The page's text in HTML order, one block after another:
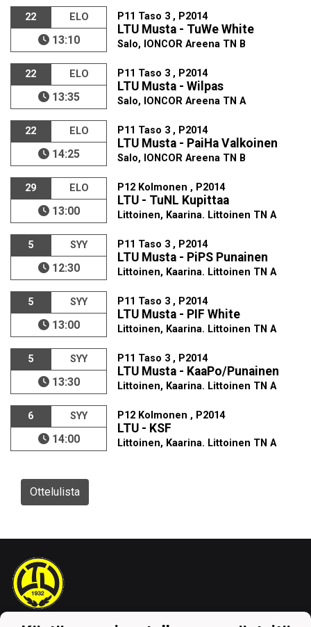
22 ELO
13:10
P11 Taso 3 , P2014
LTU Musta - TuWe White
Salo, IONCOR Areena TN B
22 ELO
13:35
P11 Taso 3 , P2014
LTU Musta - Wilpas
Salo, IONCOR Areena TN A
22 ELO
14:25
P11 Taso 3 , P2014
LTU Musta - PaiHa Valkoinen
Salo, IONCOR Areena TN B
29 ELO
13:00
P12 Kolmonen , P2014
LTU - TuNL Kupittaa
Littoinen, Kaarina. Littoinen TN A
5 SYY
12:30
P11 Taso 3 , P2014
LTU Musta - PiPS Punainen
Littoinen, Kaarina. Littoinen TN A
5 SYY
13:00
P11 Taso 3 , P2014
LTU Musta - PIF White
Littoinen, Kaarina. Littoinen TN A
5 SYY
13:30
P11 Taso 3 , P2014
LTU Musta - KaaPo/Punainen
Littoinen, Kaarina. Littoinen TN A
6 SYY
14:00
P12 Kolmonen , P2014
LTU - KSF
Littoinen, Kaarina. Littoinen TN A
Ottelulista